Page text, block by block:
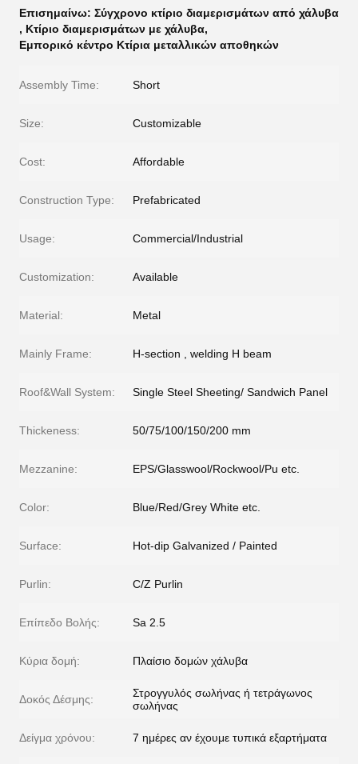
Επισημαίνω: Σύγχρονο κτίριο διαμερισμάτων από χάλυβα
, Κτίριο διαμερισμάτων με χάλυβα,
Εμπορικό κέντρο Κτίρια μεταλλικών αποθηκών
Assembly Time: Short
Size: Customizable
Cost: Affordable
Construction Type: Prefabricated
Usage: Commercial/Industrial
Customization: Available
Material: Metal
Mainly Frame: H-section , welding H beam
Roof&Wall System: Single Steel Sheeting/ Sandwich Panel
Thickeness: 50/75/100/150/200 mm
Mezzanine: EPS/Glasswool/Rockwool/Pu etc.
Color: Blue/Red/Grey White etc.
Surface: Hot-dip Galvanized / Painted
Purlin: C/Z Purlin
Επίπεδο Βολής: Sa 2.5
Κύρια δομή: Πλαίσιο δομών χάλυβα
Δοκός Δέσμης:
Στρογγυλός σωλήνας ή τετράγωνος
σωλήνας
Δείγμα χρόνου: 7 ημέρες αν έχουμε τυπικά εξαρτήματα